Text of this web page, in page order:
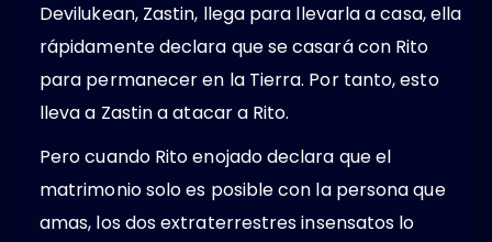
Devilukean, Zastin, llega para llevarla a casa, ella
rápidamente declara que se casará con Rito
para permanecer en la Tierra. Por tanto, esto
lleva a Zastin a atacar a Rito.
Pero cuando Rito enojado declara que el
matrimonio solo es posible con la persona que
amas, los dos extraterrestres insensatos lo